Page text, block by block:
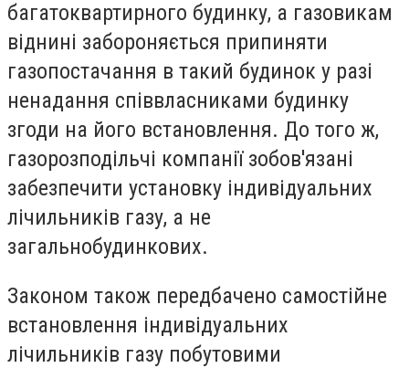
багатоквартирного будинку, а газовикам
віднині забороняється припиняти
газопостачання в такий будинок у разі
ненадання співвласниками будинку
згоди на його встановлення. До того ж,
газорозподільчі компанії зобов'язані
забезпечити установку індивідуальних
лічильників газу, а не
загальнобудинкових.
Законом також передбачено самостійне
встановлення індивідуальних
лічильників газу побутовими